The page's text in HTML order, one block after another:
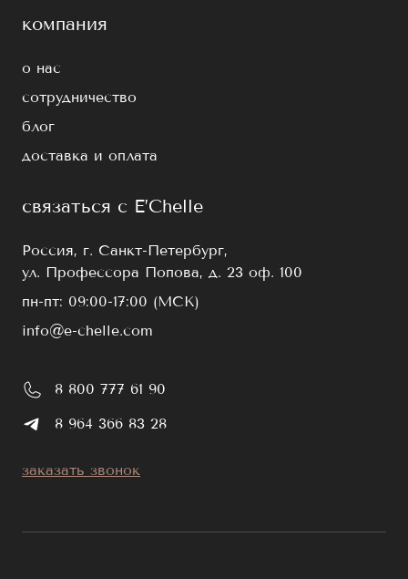
компания
о нас
сотрудничество
блог
доставка и оплата
связаться с E’Chelle
Россия, г. Санкт-Петербург,
ул. Профессора Попова, д. 23 оф. 100
пн-пт: 09:00-17:00 (МСК)
info@e-chelle.com
8 800 777 61 90
8 964 366 83 28
заказать звонок